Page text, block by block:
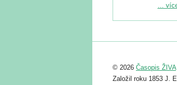
Podrobnější
Registrovat se
abstraktu
posteru je už 30.
...
© 2026 Časopis ŽIVA
Založil roku 1853 J.